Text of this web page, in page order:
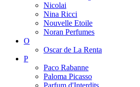
Nicolai
Nina Ricci
Nouvelle Etoile
Noran Perfumes
O
Oscar de La Renta
P
Paco Rabanne
Paloma Picasso
Parfum d'Interdits